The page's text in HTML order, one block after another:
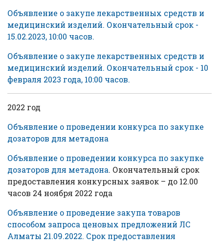
Объявление о закупе лекарственных средств и
медицинский изделий. Окончательный срок -
15.02.2023, 10:00 часов.
Объявление о закупе лекарственных средств и
медицинский изделий. Окончательный срок - 10
февраля 2023 года, 10:00 часов.
2022 год
Объявление о проведении конкурса по закупке
дозаторов для метадона
Объявление о проведении конкурса по закупке
дозаторов для метадона. Окончательный срок
предоставления конкурсных заявок – до 12.00
часов 24 ноября 2022 года
Объявление о проведение закупа товаров
способом запроса ценовых предложений ЛС
Алматы 21.09.2022. Срок предоставления